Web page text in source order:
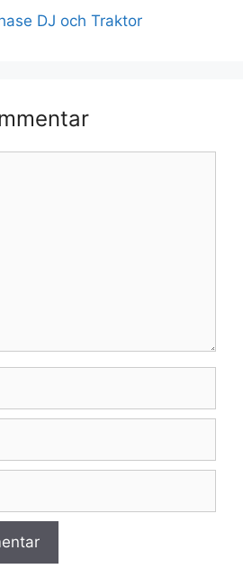
DJ och Traktor